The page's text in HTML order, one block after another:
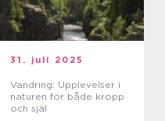
31. juli 2025
Vandring: Upplevelser i
naturen för både kropp
och själ